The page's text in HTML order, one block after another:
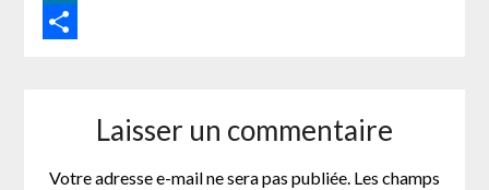
LinkedIn
Laisser un commentaire
Votre adresse e-mail ne sera pas publiée. Les champs